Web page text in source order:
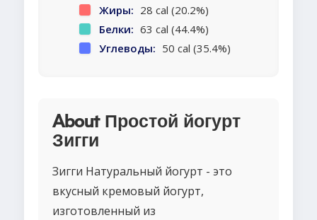
Жиры: 28 cal (20.2%)
Белки: 63 cal (44.4%)
Углеводы: 50 cal (35.4%)
About Простой йогурт
Зигги
Зигги Натуральный йогурт - это
вкусный кремовый йогурт,
изготовленный из